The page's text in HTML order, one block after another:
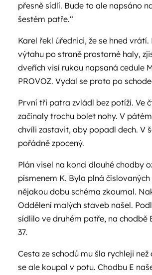
přesně sídlí. Bude to ale napsáno
šestém patře.“
Karel řekl úřednici, že se hned vrátí.
výtahu po straně prostorné haly,
dveřích visí rukou napsaná cedule
PROVOZ. Vydal se proto po
První tři patra zvládl bez potíží. Ve
začínaly trochu bolet nohy. V
chvíli zastavit, aby popadl dech. V
pořádně zpocený.
Plán visel na konci dlouhé chodby
písmenem K. Byla plná číslovaných
nějakou dobu schéma zkoumal.
Oddělení malých staveb našel.
sídlilo ve druhém patře, na chodbě
37.
Cesta ze schodů mu šla rychleji
se ale koupal v potu. Chodbu E